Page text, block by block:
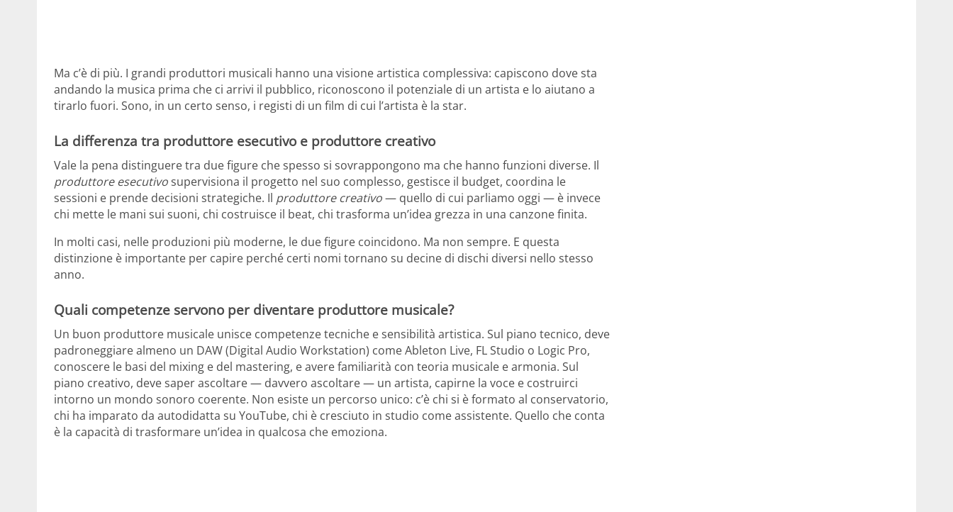
Ma c’è di più. I grandi produttori musicali hanno una visione artistica complessiva: capiscono dove sta
andando la musica prima che ci arrivi il pubblico, riconoscono il potenziale di un artista e lo aiutano a
tirarlo fuori. Sono, in un certo senso, i registi di un film di cui l’artista è la star.
La differenza tra produttore esecutivo e produttore creativo
Vale la pena distinguere tra due figure che spesso si sovrappongono ma che hanno funzioni diverse. Il
produttore esecutivosupervisiona il progetto nel suo complesso, gestisce il budget, coordina le
sessioni e prende decisioni strategiche. Il produttore creativo— quello di cui parliamo oggi — è invece
chi mette le mani sui suoni, chi costruisce il beat, chi trasforma un’idea grezza in una canzone finita.
In molti casi, nelle produzioni più moderne, le due figure coincidono. Ma non sempre. E questa
distinzione è importante per capire perché certi nomi tornano su decine di dischi diversi nello stesso
anno.
Quali competenze servono per diventare produttore musicale?
Un buon produttore musicale unisce competenze tecniche e sensibilità artistica. Sul piano tecnico, deve
padroneggiare almeno un DAW (Digital Audio Workstation) come Ableton Live, FL Studio o Logic Pro,
conoscere le basi del mixing e del mastering, e avere familiarità con teoria musicale e armonia. Sul
piano creativo, deve saper ascoltare — davvero ascoltare — un artista, capirne la voce e costruirci
intorno un mondo sonoro coerente. Non esiste un percorso unico: c’è chi si è formato al conservatorio,
chi ha imparato da autodidatta su YouTube, chi è cresciuto in studio come assistente. Quello che conta
è la capacità di trasformare un’idea in qualcosa che emoziona.